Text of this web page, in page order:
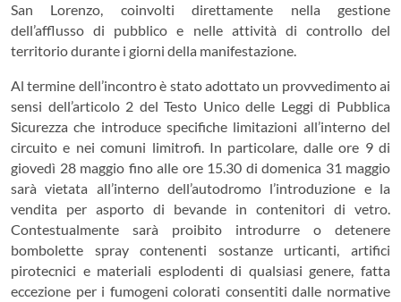
San Lorenzo, coinvolti direttamente nella gestione
dell’afflusso di pubblico e nelle attività di controllo del
territorio durante i giorni della manifestazione.
Al termine dell’incontro è stato adottato un provvedimento ai
sensi dell’articolo 2 del Testo Unico delle Leggi di Pubblica
Sicurezza che introduce specifiche limitazioni all’interno del
circuito e nei comuni limitrofi. In particolare, dalle ore 9 di
giovedì 28 maggio fino alle ore 15.30 di domenica 31 maggio
sarà vietata all’interno dell’autodromo l’introduzione e la
vendita per asporto di bevande in contenitori di vetro.
Contestualmente sarà proibito introdurre o detenere
bombolette spray contenenti sostanze urticanti, artifici
pirotecnici e materiali esplodenti di qualsiasi genere, fatta
eccezione per i fumogeni colorati consentiti dalle normative